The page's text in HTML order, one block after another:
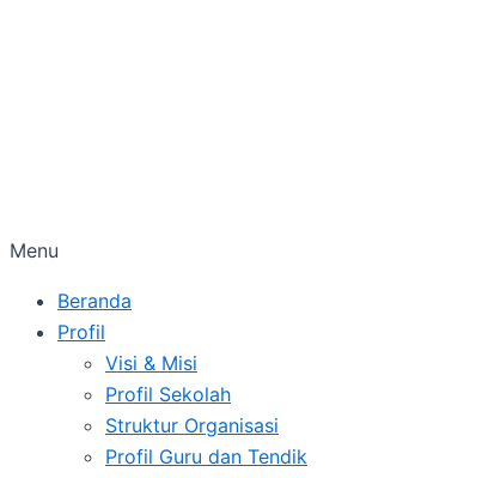
Menu
Beranda
Profil
Visi & Misi
Profil Sekolah
Struktur Organisasi
Profil Guru dan Tendik